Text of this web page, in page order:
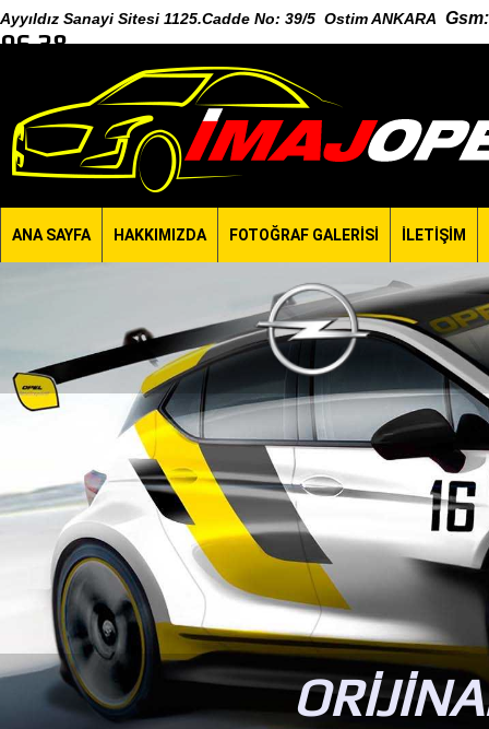
Ayyıldız Sanayi Sitesi 1125.Cadde No: 39/5 Ostim ANKARA Gsm:
96 38
ANA SAYFA HAKKIMIZDA FOTOĞRAF GALERİSİ İLETİŞİM